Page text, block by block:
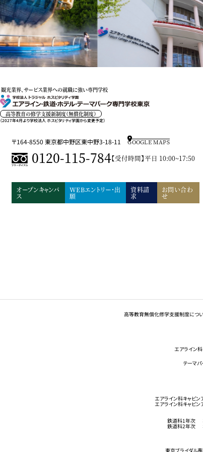
観光業界、サービス業界への就職に強い専門学校
高等教育の修学支援新制度（無償化制度）
（2027年4月より学校法人 ホスピタリティ学園から変更予定）
〒164-8550 東京都中野区東中野3-18-11 GOOGLE MAPS
0120-115-784【受付時間】平日 10:00~17:50
オープンキャンパ
ス
WEBエントリー・出
願
資料請
求
お問い合わ
せ
高等教育無償化修学支援制度につ
エアライン
テーマ
エアライン科キャビ
エアライン科キャビ
鉄道科1年次
鉄道科2年次
東京ブライダル